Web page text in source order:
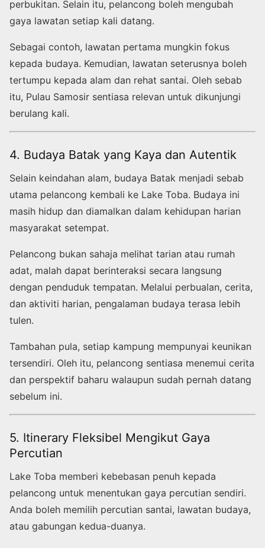
perbukitan. Selain itu, pelancong boleh mengubah
gaya lawatan setiap kali datang.
Sebagai contoh, lawatan pertama mungkin fokus
kepada budaya. Kemudian, lawatan seterusnya boleh
tertumpu kepada alam dan rehat santai. Oleh sebab
itu, Pulau Samosir sentiasa relevan untuk dikunjungi
berulang kali.
4. Budaya Batak yang Kaya dan Autentik
Selain keindahan alam, budaya Batak menjadi sebab
utama pelancong kembali ke Lake Toba. Budaya ini
masih hidup dan diamalkan dalam kehidupan harian
masyarakat setempat.
Pelancong bukan sahaja melihat tarian atau rumah
adat, malah dapat berinteraksi secara langsung
dengan penduduk tempatan. Melalui perbualan, cerita,
dan aktiviti harian, pengalaman budaya terasa lebih
tulen.
Tambahan pula, setiap kampung mempunyai keunikan
tersendiri. Oleh itu, pelancong sentiasa menemui cerita
dan perspektif baharu walaupun sudah pernah datang
sebelum ini.
5. Itinerary Fleksibel Mengikut Gaya
Percutian
Lake Toba memberi kebebasan penuh kepada
pelancong untuk menentukan gaya percutian sendiri.
Anda boleh memilih percutian santai, lawatan budaya,
atau gabungan kedua-duanya.